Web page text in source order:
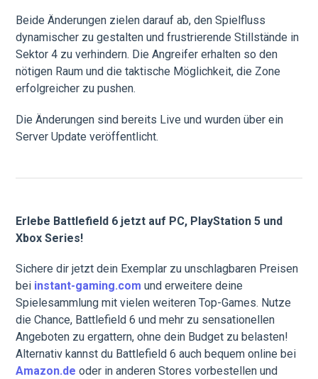
Beide Änderungen zielen darauf ab, den Spielfluss
dynamischer zu gestalten und frustrierende Stillstände in
Sektor 4 zu verhindern. Die Angreifer erhalten so den
nötigen Raum und die taktische Möglichkeit, die Zone
erfolgreicher zu pushen.
Die Änderungen sind bereits Live und wurden über ein
Server Update veröffentlicht.
Erlebe Battlefield 6 jetzt auf PC, PlayStation 5 und
Xbox Series!
Sichere dir jetzt dein Exemplar zu unschlagbaren Preisen
bei instant-gaming.com und erweitere deine
Spielesammlung mit vielen weiteren Top-Games. Nutze
die Chance, Battlefield 6 und mehr zu sensationellen
Angeboten zu ergattern, ohne dein Budget zu belasten!
Alternativ kannst du Battlefield 6 auch bequem online bei
Amazon.de oder in anderen Stores vorbestellen und